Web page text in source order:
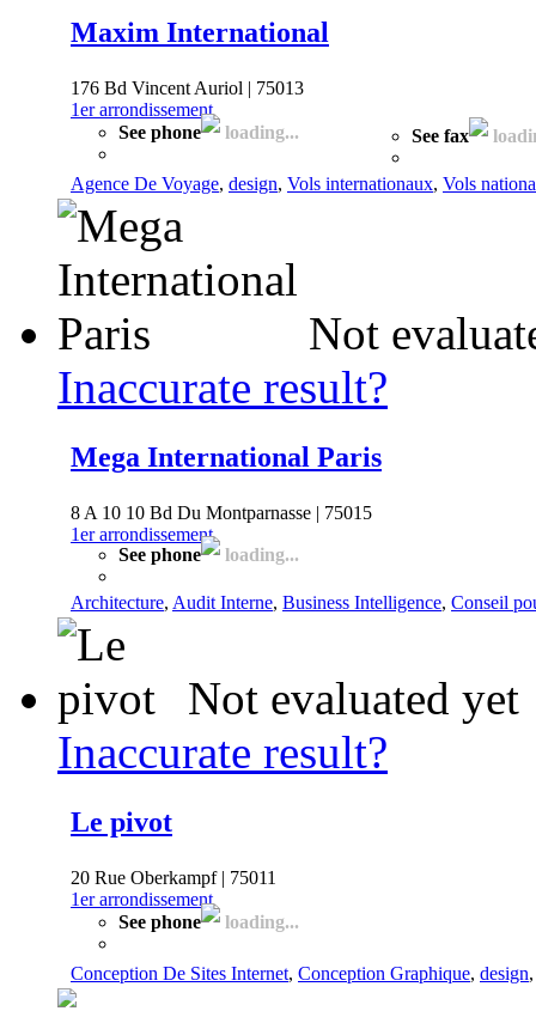
Maxim International
176 Bd Vincent Auriol | 75013
1er arrondissement
See phone
loading... See fax
Agence De Voyage, design, Vols internationaux, Vols
Not
Inaccurate result?
Mega International Paris
8 A 10 10 Bd Du Montparnasse | 75015
1er arrondissement
See phone
loading...
Architecture, Audit Interne, Business Intelligence, Conseil
Not evaluated yet
Inaccurate result?
Le pivot
20 Rue Oberkampf | 75011
1er arrondissement
See phone
loading...
Conception De Sites Internet, Conception Graphique, design